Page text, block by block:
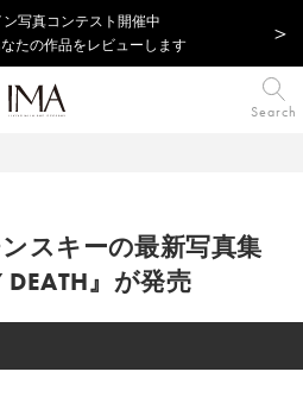
写真コンテスト開催中
たの作品をレビューします
Search
スキーの最新写真集
DEATH』が発売